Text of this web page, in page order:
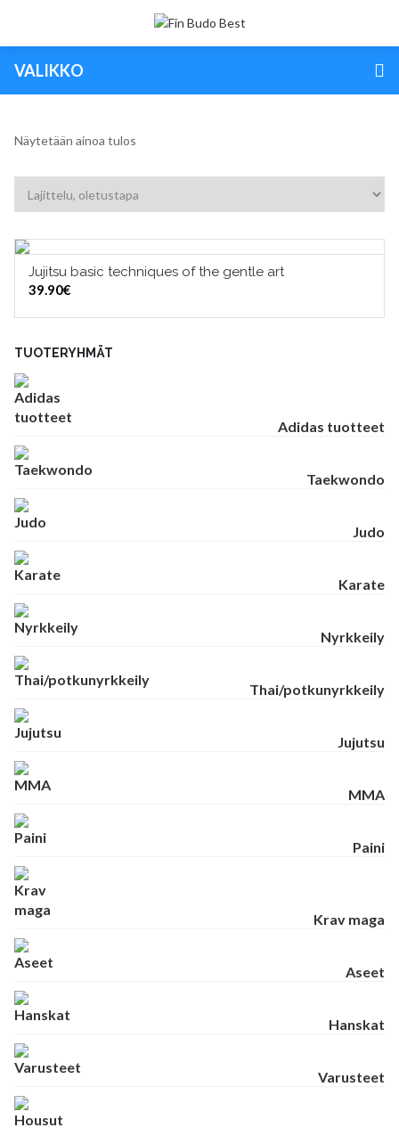
VALIKKO
Näytetään ainoa tulos
LISÄÄ OSTOSKORIIN
Jujitsu basic techniques of the gentle art
39.90€
TUOTERYHMÄT
Adidas tuotteet
Taekwondo
Judo
Karate
Nyrkkeily
Thai/potkunyrkkeily
Jujutsu
MMA
Paini
Krav maga
Aseet
Hanskat
Varusteet